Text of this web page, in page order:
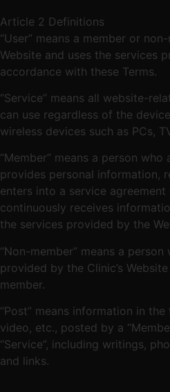
Article 2 Definitions
“User” means a member or
Website and uses the services
accordance with these Terms.
“Service” means all website-
can use regardless of the
wireless devices such as PCs,
“Member” means a person who
provides personal information,
enters into a service agreement
continuously receives
the services provided by the
“Non-member” means a
provided by the Clinic’s
member.
“Post” means information in
video, etc., posted by a
“Service”, including writings,
and links.